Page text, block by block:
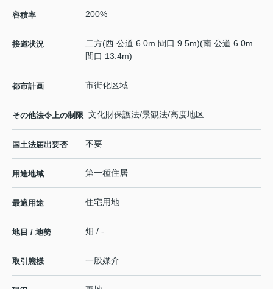
容積率 200%
接道状況
二方(西 公道 6.0m 間口 9.5m)(南 公道 6.0m
間口 13.4m)
都市計画 市街化区域
その他法令上の制限 文化財保護法/景観法/高度地区
国土法届出要否 不要
用途地域 第一種住居
最適用途 住宅用地
地目 / 地勢 畑 / -
取引態様 一般媒介